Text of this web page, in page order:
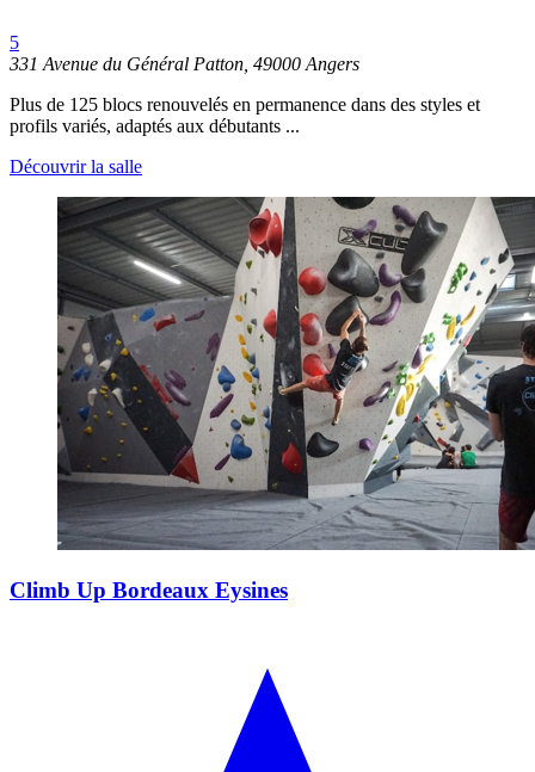
5
331 Avenue du Général Patton, 49000 Angers
Plus de 125 blocs renouvelés en permanence dans des styles et
profils variés, adaptés aux débutants ...
Découvrir la salle
Climb Up Bordeaux Eysines